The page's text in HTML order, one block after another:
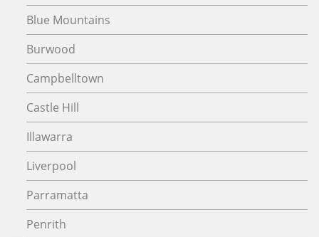
Blue Mountains
Burwood
Campbelltown
Castle Hill
Illawarra
Liverpool
Parramatta
Penrith